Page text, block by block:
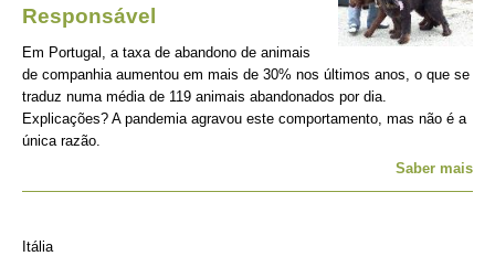
Responsável
Em Portugal, a taxa de abandono de animais
de companhia aumentou em mais de 30% nos últimos anos, o que se
traduz numa média de 119 animais abandonados por dia.
Explicações? A pandemia agravou este comportamento, mas não é a
única razão.
Saber mais
Itália